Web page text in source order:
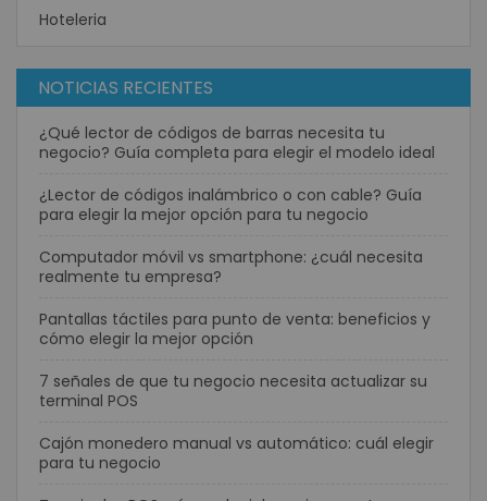
Hoteleria
NOTICIAS RECIENTES
¿Qué lector de códigos de barras necesita tu
negocio? Guía completa para elegir el modelo ideal
¿Lector de códigos inalámbrico o con cable? Guía
para elegir la mejor opción para tu negocio
Computador móvil vs smartphone: ¿cuál necesita
realmente tu empresa?
Pantallas táctiles para punto de venta: beneficios y
cómo elegir la mejor opción
7 señales de que tu negocio necesita actualizar su
terminal POS
Cajón monedero manual vs automático: cuál elegir
para tu negocio